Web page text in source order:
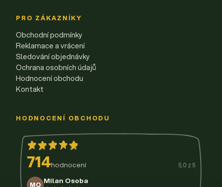
PRO ZÁKAZNÍKY
Obchodní podmínky
Reklamace a vrácení
Sledování objednávky
Ochrana osobních údajů
Hodnocení obchodu
Kontakt
HODNOCENÍ OBCHODU
714hodnocení 5,0 z 5
MO Milan Osoba